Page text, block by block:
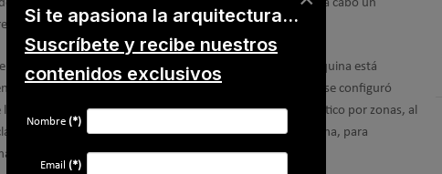
la herramienta de monitorización
, que lleva a cabo un
si algo se ha quedado encendido por error o si una máquina está
En el caso de este supermercado de Rota, MinuteView se configuró
tienda, a través de los datos de EnerPilot; el gasto energético por zonas, al
y se integró la medición del agua en la misma plataforma, para
racional.
Si te apasiona la arquitectura...
Suscríbete y recibe nuestros
contenidos exclusivos
Nombre (*)
Email (*)